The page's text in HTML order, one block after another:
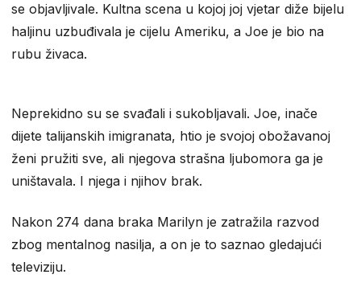
se objavljivale. Kultna scena u kojoj joj vjetar diže bijelu
haljinu uzbuđivala je cijelu Ameriku, a Joe je bio na
rubu živaca.
Neprekidno su se svađali i sukobljavali. Joe, inače
dijete talijanskih imigranata, htio je svojoj obožavanoj
ženi pružiti sve, ali njegova strašna ljubomora ga je
uništavala. I njega i njihov brak.
Nakon 274 dana braka Marilyn je zatražila razvod
zbog mentalnog nasilja, a on je to saznao gledajući
televiziju.